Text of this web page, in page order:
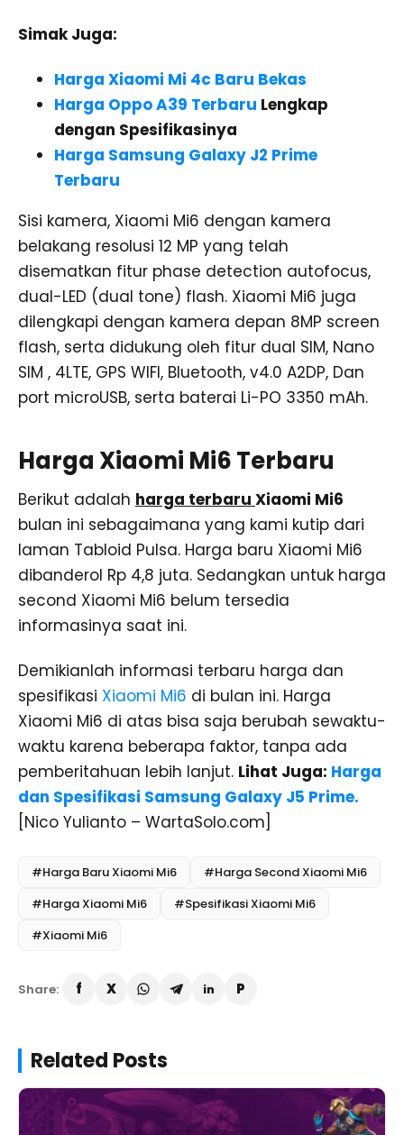
Simak Juga:
Harga Xiaomi Mi 4c Baru Bekas
Harga Oppo A39 Terbaru Lengkap
dengan Spesifikasinya
Harga Samsung Galaxy J2 Prime
Terbaru
Sisi kamera, Xiaomi Mi6 dengan kamera
belakang resolusi 12 MP yang telah
disematkan fitur phase detection autofocus,
dual-LED (dual tone) flash. Xiaomi Mi6 juga
dilengkapi dengan kamera depan 8MP screen
flash, serta didukung oleh fitur dual SIM, Nano
SIM , 4LTE, GPS WIFI, Bluetooth, v4.0 A2DP, Dan
port microUSB, serta baterai Li-PO 3350 mAh.
Harga Xiaomi Mi6 Terbaru
Berikut adalah harga terbaru Xiaomi Mi6
bulan ini sebagaimana yang kami kutip dari
laman Tabloid Pulsa. Harga baru Xiaomi Mi6
dibanderol Rp 4,8 juta. Sedangkan untuk harga
second Xiaomi Mi6 belum tersedia
informasinya saat ini.
Demikianlah informasi terbaru harga dan
spesifikasi Xiaomi Mi6 di bulan ini. Harga
Xiaomi Mi6 di atas bisa saja berubah sewaktu-
waktu karena beberapa faktor, tanpa ada
pemberitahuan lebih lanjut. Lihat Juga: Harga
dan Spesifikasi Samsung Galaxy J5 Prime.
[Nico Yulianto – WartaSolo.com]
#Harga Baru Xiaomi Mi6
#Harga Second Xiaomi Mi6
#Harga Xiaomi Mi6
#Spesifikasi Xiaomi Mi6
#Xiaomi Mi6
Share:
Related Posts